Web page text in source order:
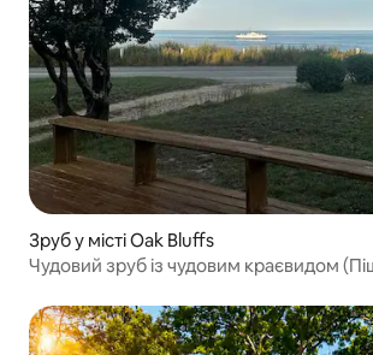
Зруб у місті Oak Bluffs
Чудовий зруб із чудовим краєвидом